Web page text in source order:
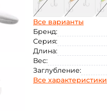
Все варианты
Бренд:
Серия:
Длина:
Вес:
Заглубление:
Все характеристики